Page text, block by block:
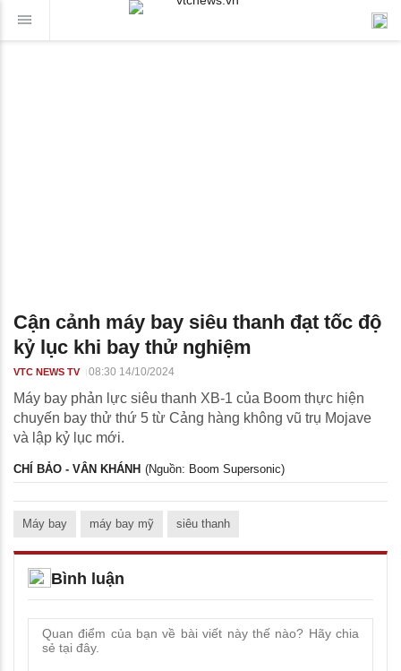
Cận cảnh máy bay siêu thanh đạt tốc độ
kỷ lục khi bay thử nghiệm
VTC NEWS TV 08:30 14/10/2024
Máy bay phản lực siêu thanh XB-1 của Boom thực hiện
chuyến bay thử thứ 5 từ Cảng hàng không vũ trụ Mojave
và lập kỷ lục mới.
CHÍ BẢO - VÂN KHÁNH (Nguồn: Boom Supersonic)
Máy bay máy bay mỹ siêu thanh
Bình luận